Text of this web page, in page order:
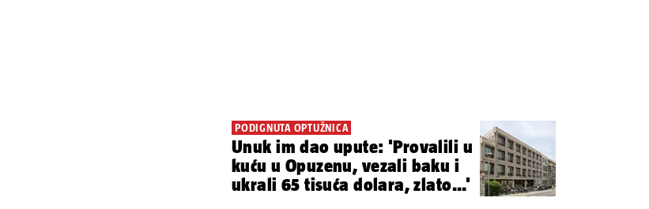
PODIGNUTA OPTUŽNICA
Unuk im dao upute: 'Provalili u
kuću u Opuzenu, vezali baku i
ukrali 65 tisuća dolara, zlato...'